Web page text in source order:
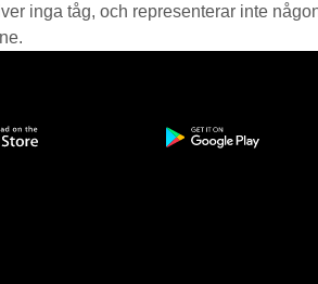
inga tåg, och representerar inte